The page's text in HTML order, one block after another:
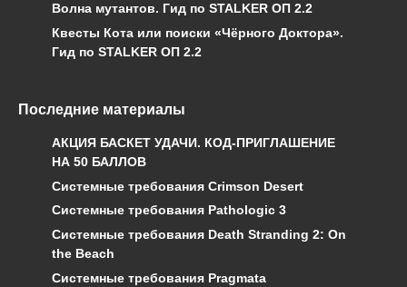
Волна мутантов. Гид по STALKER ОП 2.2
Квесты Кота или поиски «Чёрного Доктора».
Гид по STALKER ОП 2.2
Последние материалы
АКЦИЯ БАСКЕТ УДАЧИ. КОД-ПРИГЛАШЕНИЕ
НА 50 БАЛЛОВ
Системные требования Crimson Desert
Системные требования Pathologic 3
Системные требования Death Stranding 2: On
the Beach
Системные требования Pragmata